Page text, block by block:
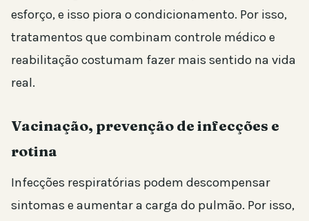
esforço, e isso piora o condicionamento. Por isso,
tratamentos que combinam controle médico e
reabilitação costumam fazer mais sentido na vida
real.
Vacinação, prevenção de infecções e
rotina
Infecções respiratórias podem descompensar
sintomas e aumentar a carga do pulmão. Por isso,